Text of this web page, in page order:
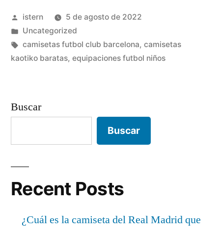
Publicado
por
istern
5 de agosto de 2022
Publicado
en
Uncategorized
Etiquetas:
camisetas futbol club barcelona, camisetas
kaotiko baratas, equipaciones futbol niños
Buscar
Buscar
Recent Posts
¿Cuál es la camiseta del Real Madrid que